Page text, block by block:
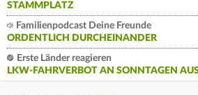
STAMMPLATZ
Familienpodcast Deine Freunde
ORDENTLICH DURCHEINANDER
Erste Länder reagieren
LKW-FAHRVERBOT AN SONNTAGEN